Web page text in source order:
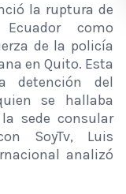
la ruptura de
como
de la policía
en Quito. Esta
detención del
se hallaba
sede consular
SoyTv, Luis
analizó